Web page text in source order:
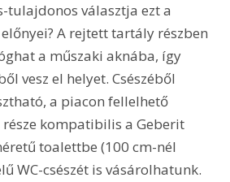
tulajdonos választja ezt a
A rejtett tartály részben
a műszaki aknába, így
vesz el helyet. Csészéből
a piacon fellelhető
kompatibilis a Geberit
toalettbe (100 cm-nél
WC-csészét is vásárolhatunk.